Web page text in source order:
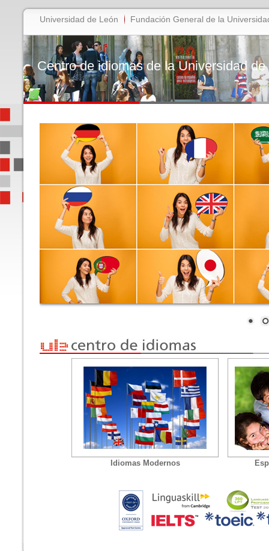
Universidad de León Fundación General de la
Centro de idiomas de la Universidad de
Idiomas Modernos